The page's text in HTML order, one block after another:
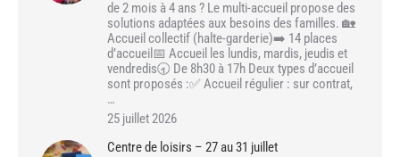
de 2 mois à 4 ans ? Le multi-accueil propose des
solutions adaptées aux besoins des familles. 🏡
Accueil collectif (halte-garderie)➡️ 14 places
d’accueil📅 Accueil les lundis, mardis, jeudis et
vendredis🕣 De 8h30 à 17h Deux types d’accueil
sont proposés :✅ Accueil régulier : sur contrat,
…
25 juillet 2026
Centre de loisirs – 27 au 31 juillet